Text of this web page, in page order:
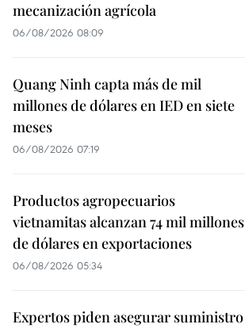
mecanización agrícola
06/08/2026 08:09
Quang Ninh capta más de mil
millones de dólares en IED en siete
meses
06/08/2026 07:19
Productos agropecuarios
vietnamitas alcanzan 74 mil millones
de dólares en exportaciones
06/08/2026 05:34
Expertos piden asegurar suministro